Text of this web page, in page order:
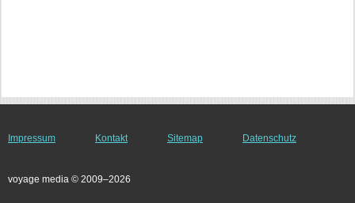
Impressum Kontakt Sitemap Datenschutz
voyage media © 2009–2026